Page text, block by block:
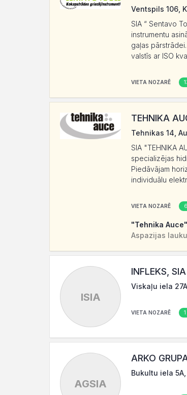
Ventspils 106,
SIA “ Sentavo
instrumentu
gaļas
valstīs ar ISO
VIETA NOZARĒ
TEHNIKA
Tehnikas 14,
SIA "TEHNIKA
specializējas
Piedāvājam
individuālu
VIETA NOZARĒ 6
"Tehnika
Aspazijas
ISIA
INFLEKS, SIA
Viskaļu iela
VIETA NOZARĒ 1
AGSIA
ARKO
Bukultu iela